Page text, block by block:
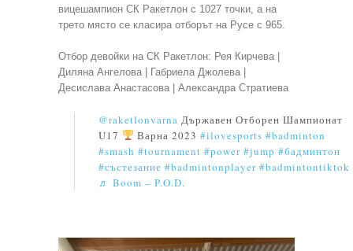
вицешампион СК Ракетлон с 1027 точки, а на
трето място се класира отборът на Русе с 965.
Отбор девойки на СК Ракетлон: Рея Кирчева |
Диляна Ангелова | Габриела Джолева |
Десислава Анастасова | Александра Стратиевa
@raketlonvarna Държавен Отборен Шампионат
U17
Варна 2023 #ilovesports #badminton
#smash #tournament #power #jump #бадминтон
#състезание #badmintonplayer #badmintontiktok
♬ Boom – P.O.D.